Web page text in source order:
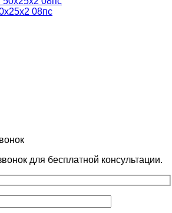
08пс
для бесплатной консультации.